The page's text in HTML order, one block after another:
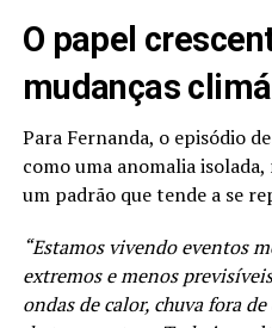
O papel
mudanças
Para Fernanda, o episódio
como uma anomalia
um padrão que tende a se
“Estamos vivendo eventos
extremos e menos
ondas de calor, chuva fora